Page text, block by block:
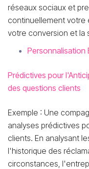
réseaux sociaux et
continuellement votre
votre conversion et la
Personnalisation
Prédictives pour
des questions clients
Exemple : Une
analyses prédictives
clients. En analysant
l'historique des
circonstances,